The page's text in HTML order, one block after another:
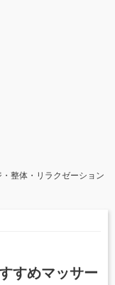
整体・リラクゼーション
すめマッサー